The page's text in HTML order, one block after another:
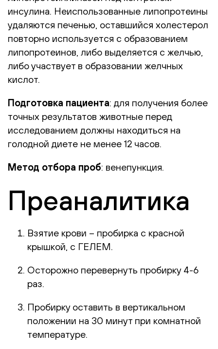
инсулина. Неиспользованные липопротеины
удаляются печенью, оставшийся холестерол
повторно используется с образованием
липопротеинов, либо выделяется с желчью,
либо участвует в образовании желчных
кислот.
Подготовка пациента: для получения более
точных результатов животные перед
исследованием должны находиться на
голодной диете не менее 12 часов.
Метод отбора проб: венепункция.
Преаналитика
Взятие крови – пробирка с красной
крышкой, с ГЕЛЕМ.
Осторожно перевернуть пробирку 4-6
раз.
Пробирку оставить в вертикальном
положении на 30 минут при комнатной
температуре.